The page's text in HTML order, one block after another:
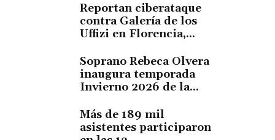
Reportan ciberataque
contra Galería de los
Uffizi en Florencia,...
Soprano Rebeca Olvera
inaugura temporada
Invierno 2026 de la...
Más de 189 mil
asistentes participaron